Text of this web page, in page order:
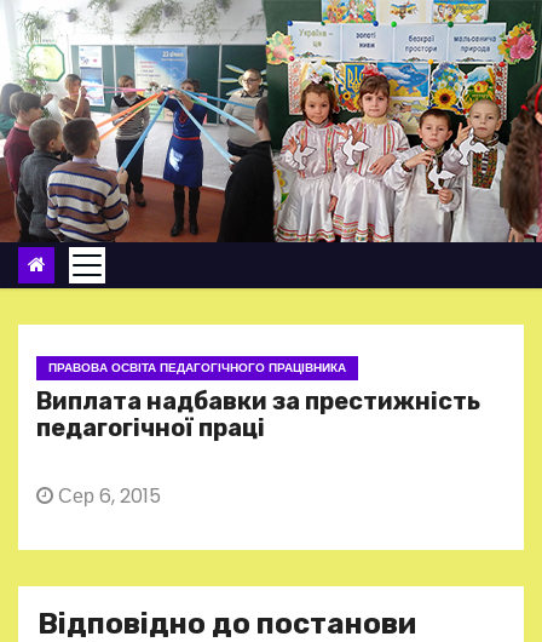
П
р
е
й
т
и
о
ПРАВОВА ОСВІТА ПЕДАГОГІЧНОГО ПРАЦІВНИКА
Виплата надбавки за престижність
педагогічної праці
Сер 6, 2015
Відповідно до постанови